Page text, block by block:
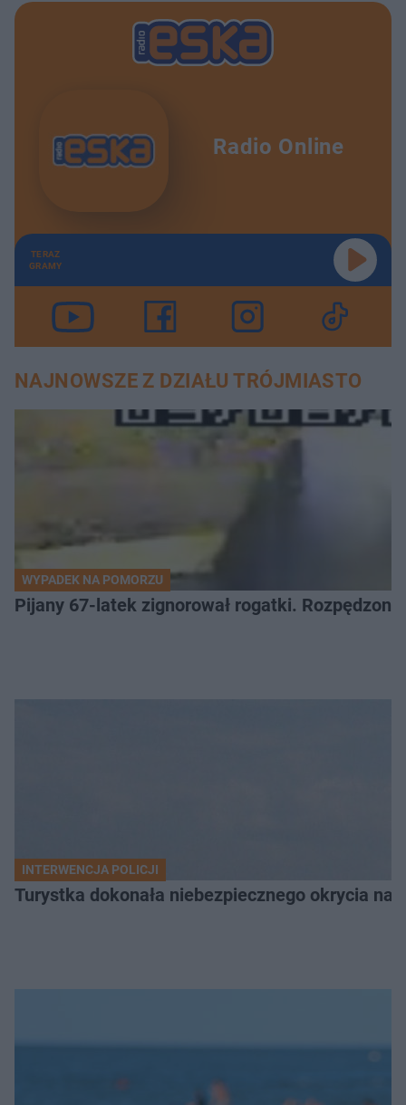
Radio Online
TERAZ
GRAMY
NAJNOWSZE Z DZIAŁU TRÓJMIASTO
WYPADEK NA POMORZU
Pijany 67-latek zignorował rogatki.
INTERWENCJA POLICJI
Turystka dokonała niebezpiecznego okrycia